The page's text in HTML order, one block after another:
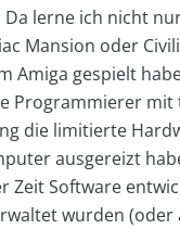
Da lerne ich nicht
Mansion oder
Amiga gespielt
Programmierer
die limitierte
ausgereizt
Zeit Software
wurden (oder